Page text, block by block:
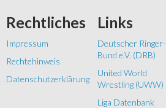
Rechtliches
Impressum
Rechtehinweis
Datenschutzerklärung
Links
Deutscher Ringer-
Bund e.V. (DRB)
United World
Wrestling (UWW)
Liga Datenbank